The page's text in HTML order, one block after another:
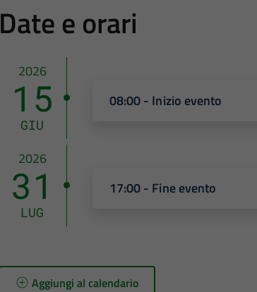
Date e orari
2026
15
GIU
08:00 - Inizio evento
2026
31
LUG
17:00 - Fine evento
Aggiungi al calendario